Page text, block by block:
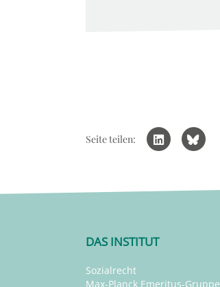
Seite teilen:
DAS INSTITUT
Sozialrecht
Max-Planck Emeritus-Gruppe